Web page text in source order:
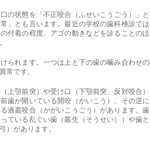
の状態を「不正咬合（ふせいこうごう）」
」とも言います。最近の学校の歯科検診で
付着の程度、アゴの動きなどを診ることの
られます。一つは上と下の歯の噛み合わせ
常です。
上顎前突）や受け口（下顎前突、反対咬合
歯が開いている開咬（かいこう）、その逆
過蓋咬合（かがいこうごう）があります。
ている乱ぐい歯（叢生（そうせい））や歯
）があります。